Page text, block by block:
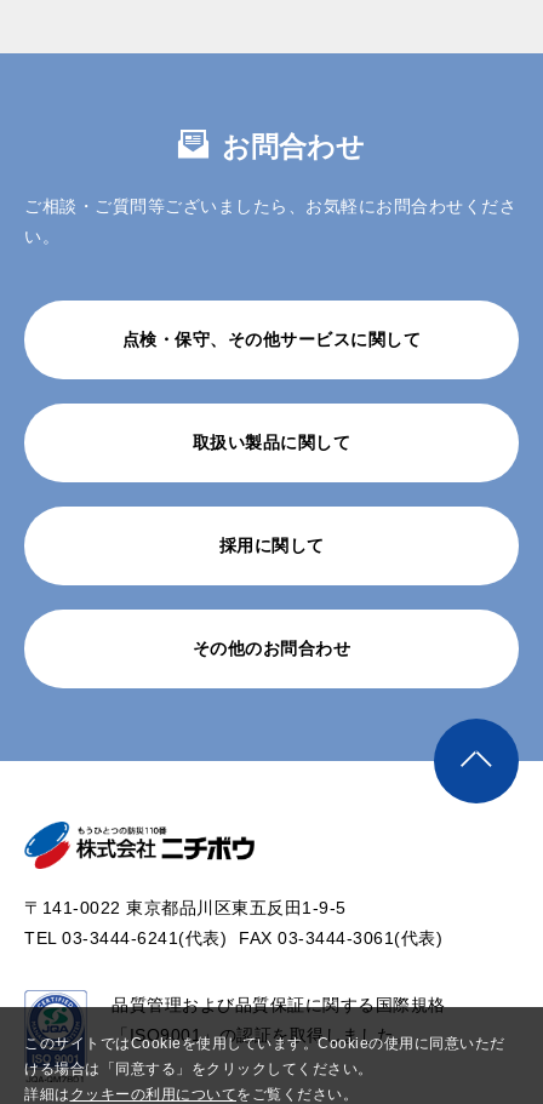
お問合わせ
ご相談・ご質問等ございましたら、お気軽にお問合わせくださ
い。
点検・保守、その他サービスに関して
取扱い製品に関して
採用に関して
その他のお問合わせ
〒141-0022 東京都品川区東五反田1-9-5
TEL 03-3444-6241(代表)
FAX 03-3444-3061(代表)
品質管理および品質保証に関する国際規格
「ISO9001」の認証を取得しました。
このサイトではCookieを使用しています。Cookieの使用に同意いただ
ける場合は「同意する」をクリックしてください。
詳細は クッキーの利用についてをご覧ください。